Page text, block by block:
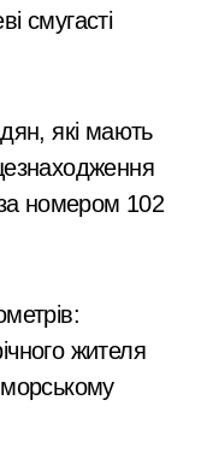
смугасті
які мають
номером 102
жителя